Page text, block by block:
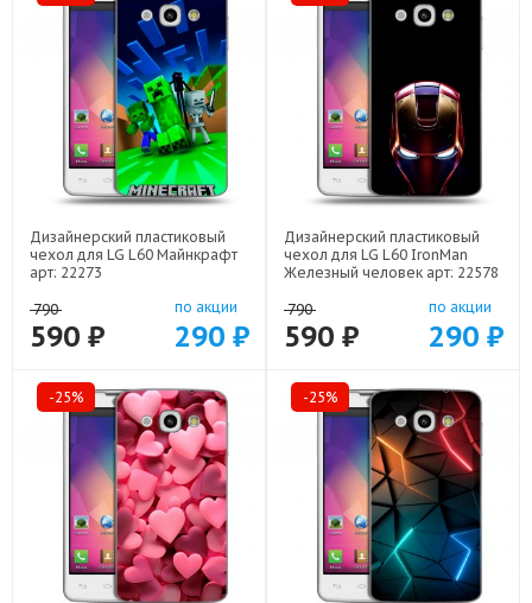
Дизайнерский пластиковый
чехол для LG L60 Майнкрафт
арт: 22273
790
590 ₽
по акции
290 ₽
Дизайнерский пластиковый
чехол для LG L60 IronMan
Железный человек арт: 22578
790
590 ₽
по акции
290 ₽
-25% -25%